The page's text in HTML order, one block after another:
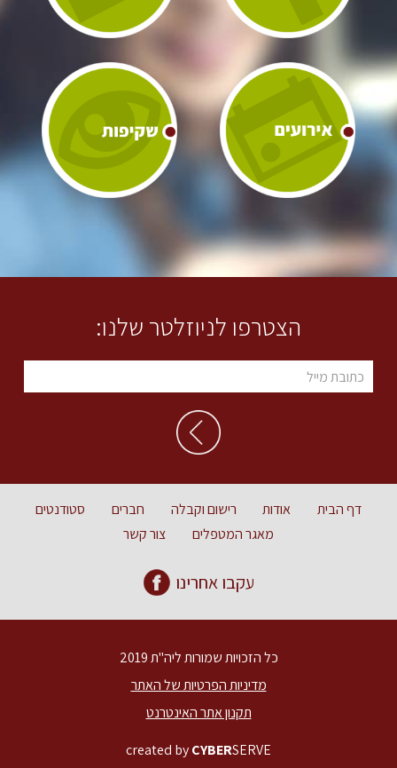
הצטרפו לניוזלטר שלנו:
דף הבית אודות רישום וקבלה חברים
סטודנטים
מאגר המטפלים
צור קשר
עקבו אחרינו
כל הזכויות שמורות ליה"ת 2019
מדיניות הפרטיות של האתר
תקנון אתר האינטרנט
created byCYBERSERVE